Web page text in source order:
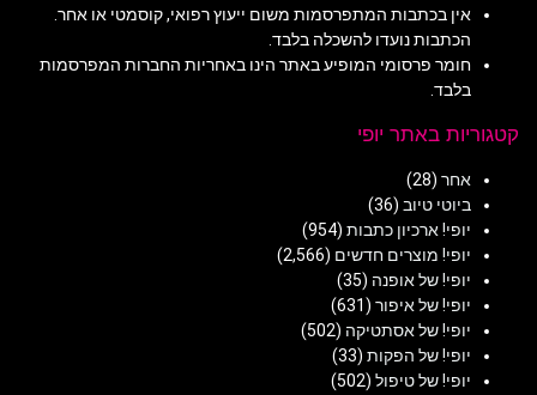
אין בכתבות המתפרסמות משום ייעוץ רפואי, קוסמטי או אחר.
הכתבות נועדו להשכלה בלבד.
חומר פרסומי המופיע באתר הינו באחריות החברות המפרסמות
בלבד.
קטגוריות באתר יופי
אחר (28)
ביוטי טיוב (36)
יופי! ארכיון כתבות (954)
יופי! מוצרים חדשים (2,566)
יופי! של אופנה (35)
יופי! של איפור (631)
יופי! של אסתטיקה (502)
יופי! של הפקות (33)
יופי! של טיפול (502)